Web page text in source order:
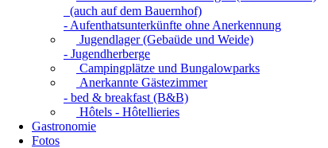
(auch auf dem Bauernhof)
- Aufenthatsunterkünfte ohne Anerkennung
Jugendlager (Gebaüde und Weide)
- Jugendherberge
Campingplätze und Bungalowparks
Anerkannte Gästezimmer
- bed & breakfast (B&B)
Hôtels - Hôtellieries
Gastronomie
Fotos